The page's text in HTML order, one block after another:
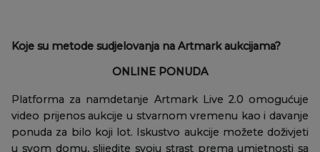
Koje su metode sudjelovanja na Artmark aukcijama?
ONLINE PONUDA
Platforma za namdetanje Artmark Live 2.0 omogućuje
video prijenos aukcije u stvarnom vremenu kao i davanje
ponuda za bilo koji lot. Iskustvo aukcije možete doživjeti
u svom domu, slijedite svoju strast prema umjetnosti sa